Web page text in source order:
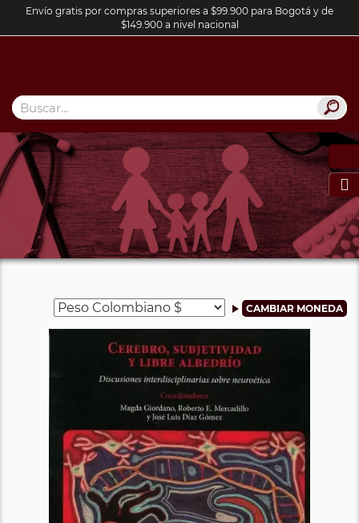
Envío gratis por compras superiores a $99.900 para Bogotá y de
$149.900 a nivel nacional
